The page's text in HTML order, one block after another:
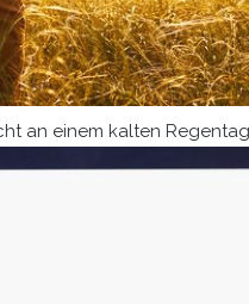
an einem kalten